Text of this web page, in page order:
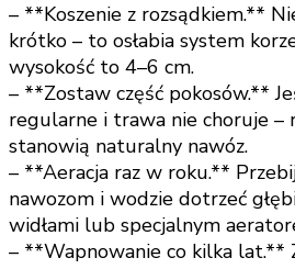
– **Koszenie z rozsądkiem.**
krótko – to osłabia system
wysokość to 4–6 cm.
– **Zostaw część pokosów.**
regularne i trawa nie choruje –
stanowią naturalny nawóz.
– **Aeracja raz w roku.**
nawozom i wodzie dotrzeć
widłami lub specjalnym
– **Wapnowanie co kilka lat.**